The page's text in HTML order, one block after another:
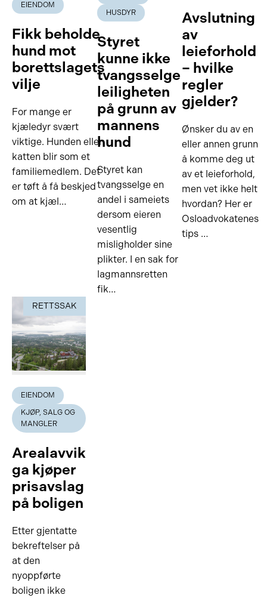
EIENDOM
Fikk beholde
hund mot
borettslagets
vilje
For mange er
kjæledyr svært
viktige. Hunden eller
katten blir som et
familiemedlem. Det
er tøft å få beskjed
om at kjæl…
HUSDYR
Styret
kunne ikke
tvangsselge
leiligheten
på grunn av
mannens
hund
Styret kan
tvangsselge en
andel i sameiets
dersom eieren
vesentlig
misligholder sine
plikter. I en sak for
lagmannsretten
fik…
Avslutning
av
leieforhold
– hvilke
regler
gjelder?
Ønsker du av en
eller annen grunn
å komme deg ut
av et leieforhold,
men vet ikke helt
hvordan? Her er
Osloadvokatenes
tips …
RETTSSAK
EIENDOM
KJØP, SALG OG
MANGLER
Arealavvik
ga kjøper
prisavslag
på boligen
Etter gjentatte
bekreftelser på
at den
nyoppførte
boligen ikke